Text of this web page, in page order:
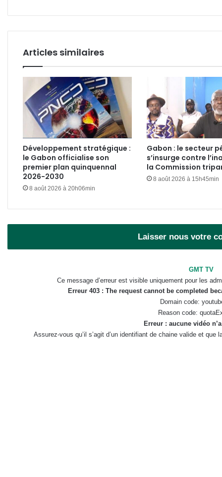
Articles similaires
Développement stratégique :
le Gabon officialise son
premier plan quinquennal
2026-2030
8 août 2026 à 20h06min
Gabon : le secteur
s’insurge contre
la Commission
8 août 2026 à 15h45min
Laisser nous votre
GMT TV
Ce message d’erreur est visible uniquement pour les
Erreur 403 : The request cannot be completed
Domain code:
Reason code:
Erreur : aucune vidéo
Assurez-vous qu’il s’agit d’un identifiant de chaine valide et